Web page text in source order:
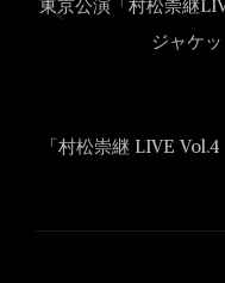
東京公演「村松崇継
ジャケ
「村松崇継 LIVE